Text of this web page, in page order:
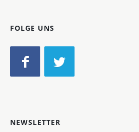
FOLGE UNS
NEWSLETTER